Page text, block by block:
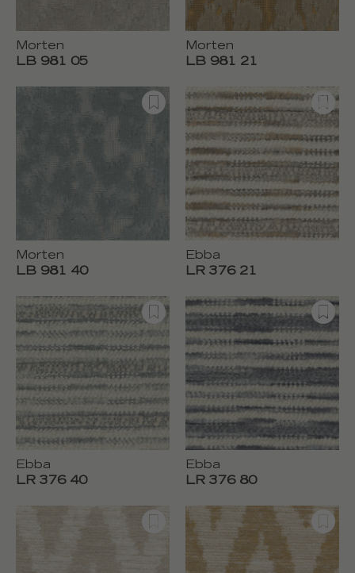
Morten
LB 981 05
Morten
LB 981 21
Morten
LB 981 40
Ebba
LR 376 21
Ebba
LR 376 40
Ebba
LR 376 80